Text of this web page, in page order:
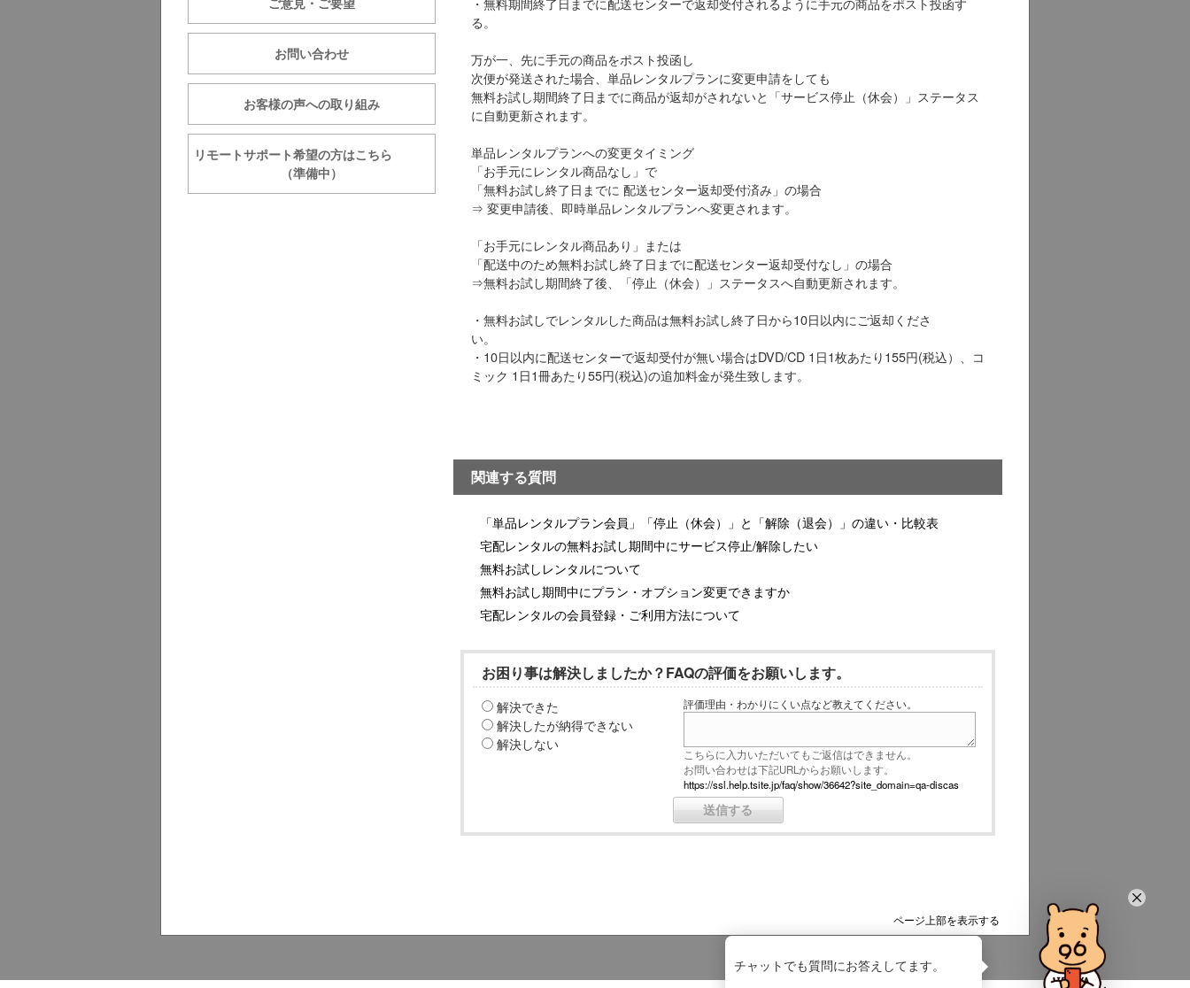
お問い合わせ
お客様の声への取り組み
リモートサポート希望の方はこちら
（準備中）
る。
万が一、先に手元の商品をポスト投函し
次便が発送された場合、単品レンタルプランに変更申請をしても
無料お試し期間終了日までに商品が返却がされないと「サービス停止（休会）」ステータス
に自動更新されます。
単品レンタルプランへの変更タイミング
「お手元にレンタル商品なし」で
「無料お試し終了日までに 配送センター返却受付済み」の場合
⇒ 変更申請後、即時単品レンタルプランへ変更されます。
「お手元にレンタル商品あり」または
「配送中のため無料お試し終了日までに配送センター返却受付なし」の場合
⇒無料お試し期間終了後、「停止（休会）」ステータスへ自動更新されます。
・無料お試しでレンタルした商品は無料お試し終了日から10日以内にご返却くださ
い。
・10日以内に配送センターで返却受付が無い場合はDVD/CD 1日1枚あたり155円(税込）、コ
ミック 1日1冊あたり55円(税込)の追加料金が発生致します。
関連する質問
「単品レンタルプラン会員」「停止（休会）」と「解除（退会）」の違い・比較表
宅配レンタルの無料お試し期間中にサービス停止/解除したい
無料お試しレンタルについて
無料お試し期間中にプラン・オプション変更できますか
宅配レンタルの会員登録・ご利用方法について
お困り事は解決しましたか？FAQの評価をお願いします。
解決できた
解決したが納得できない
解決しない
評価理由・わかりにくい点など教えてください。
こちらに入力いただいてもご返信はできません。
お問い合わせは下記URLからお願いします。
https://ssl.help.tsite.jp/faq/show/36642?site_domain=qa-discas
ページ上部を表示する
チャットでも質問にお答えしてます。